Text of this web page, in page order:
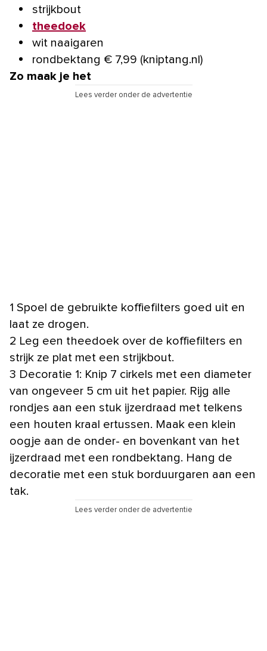
strijkbout
theedoek
wit naaigaren
rondbektang € 7,99 (kniptang.nl)
Zo maak je het
Lees verder onder de advertentie
1 Spoel de gebruikte koffiefilters goed uit en
laat ze drogen.
2 Leg een theedoek over de koffiefilters en
strijk ze plat met een strijkbout.
3 Decoratie 1: Knip 7 cirkels met een diameter
van ongeveer 5 cm uit het papier. Rijg alle
rondjes aan een stuk ijzerdraad met telkens
een houten kraal ertussen. Maak een klein
oogje aan de onder- en bovenkant van het
ijzerdraad met een rondbektang. Hang de
decoratie met een stuk borduurgaren aan een
tak.
Lees verder onder de advertentie